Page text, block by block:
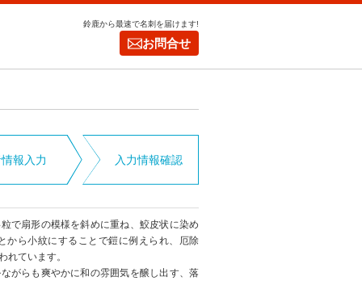
鈴鹿から最速で名刺を届けます!
お問合せ
報入力 入力情報確認
で扇形の模様を斜めに重ね、鮫皮状に染め
から小紋にすることで鎧に例えられ、厄除
れています。
がらも爽やかに和の雰囲気を醸し出す、落